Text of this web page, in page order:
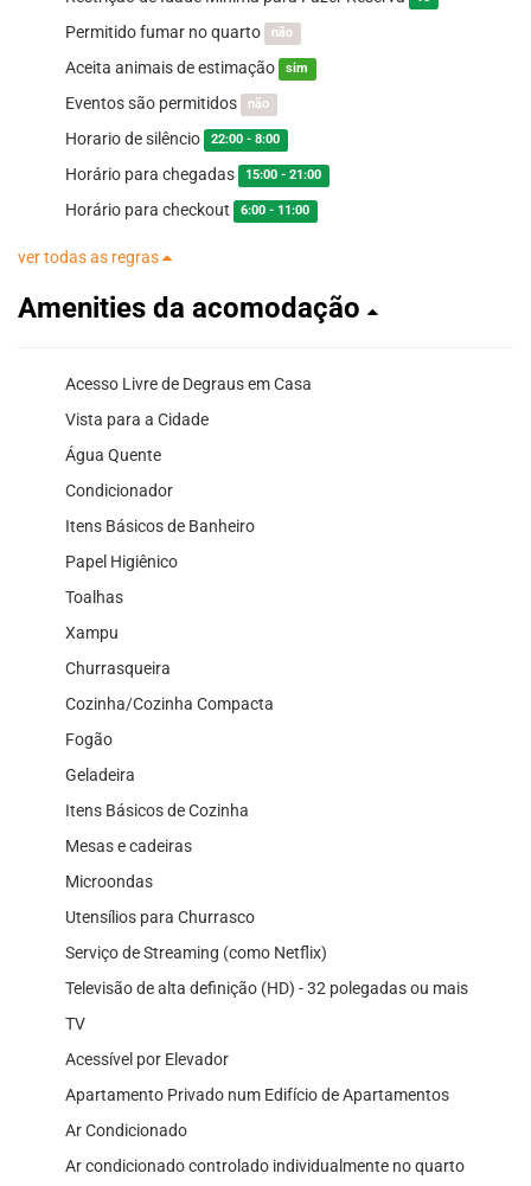
Permitido fumar no quarto não
Aceita animais de estimação sim
Eventos são permitidos não
Horario de silêncio 22:00 - 8:00
Horário para chegadas 15:00 - 21:00
Horário para checkout 6:00 - 11:00
ver todas as regras
Amenities da acomodação
Acesso Livre de Degraus em Casa
Vista para a Cidade
Água Quente
Condicionador
Itens Básicos de Banheiro
Papel Higiênico
Toalhas
Xampu
Churrasqueira
Cozinha/Cozinha Compacta
Fogão
Geladeira
Itens Básicos de Cozinha
Mesas e cadeiras
Microondas
Utensílios para Churrasco
Serviço de Streaming (como Netflix)
Televisão de alta definição (HD) - 32 polegadas ou mais
TV
Acessível por Elevador
Apartamento Privado num Edifício de Apartamentos
Ar Condicionado
Ar condicionado controlado individualmente no quarto